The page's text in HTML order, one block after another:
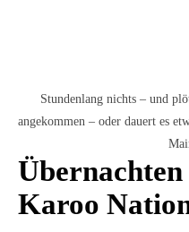
Stundenlang nichts – und
angekommen – oder dauert es
Karoo